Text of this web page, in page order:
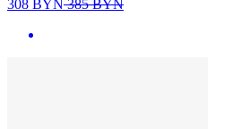
308 BYN385BYN